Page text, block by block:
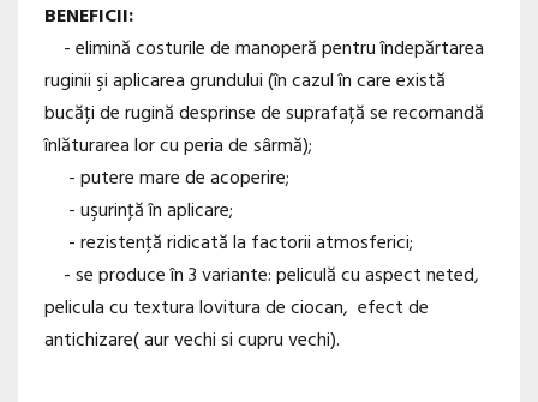
BENEFICII:
- elimină costurile de manoperă pentru îndepărtarea
ruginii şi aplicarea grundului (în cazul în care există
bucăți de rugină desprinse de suprafață se recomandă
înlăturarea lor cu peria de sârmă);
- putere mare de acoperire;
- uşurinţă în aplicare;
- rezistenţă ridicată la factorii atmosferici;
- se produce în 3 variante: peliculă cu aspect neted,
pelicula cu textura lovitura de ciocan, efect de
antichizare( aur vechi si cupru vechi).